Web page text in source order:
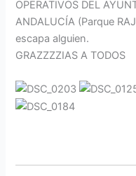
OPERATIVOS DEL
ANDALUCÍA (Parque
escapa alguien.
GRAZZZZIAS A TODOS